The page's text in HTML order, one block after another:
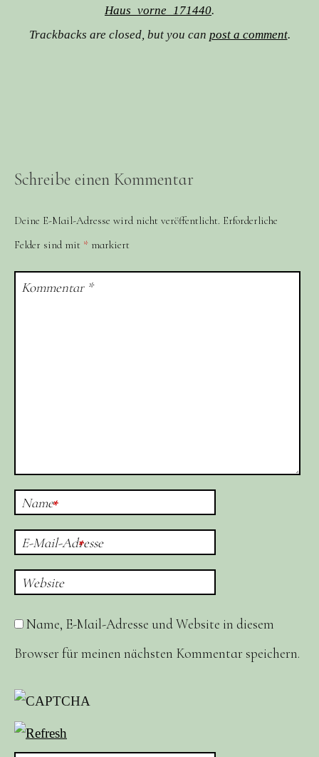
Haus_vorne_171440.
Trackbacks are closed, but you can post a comment.
Schreibe einen Kommentar
Deine E-Mail-Adresse wird nicht veröffentlicht. Erforderliche
Felder sind mit * markiert
Kommentar *
Name*
E-Mail-Adresse
*
Website
Name, E-Mail-Adresse und Website in diesem
Browser für meinen nächsten Kommentar speichern.